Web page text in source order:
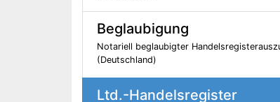
Beglaubigung
Notariell beglaubigter
(Deutschland)
Ltd.-Handelsregister